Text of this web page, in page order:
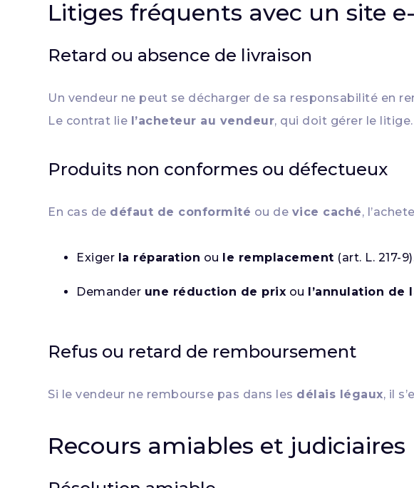
Litiges fréquents avec un site
Retard ou absence de livraison
Un vendeur ne peut se décharger de sa responsabilité en
Le contrat lie l’acheteur au vendeur, qui doit gérer le litige.
Produits non conformes ou défectueux
En cas de défaut de conformité ou de vice caché,
Exiger la réparation ou le remplacement (art. L. 217-
Demander une réduction de prix ou l’annulation de
Refus ou retard de remboursement
Si le vendeur ne rembourse pas dans les délais légaux, il
Recours amiables et judiciaires